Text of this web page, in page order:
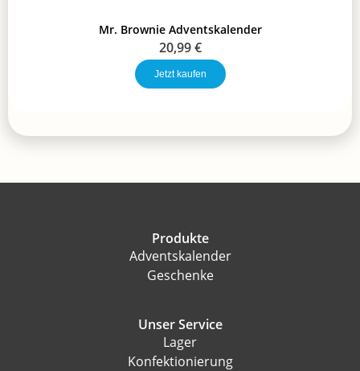
Mr. Brownie Adventskalender
20,99€
Jetzt kaufen
Produkte
Adventskalender
Geschenke
Unser Service
Lager
Konfektionierung